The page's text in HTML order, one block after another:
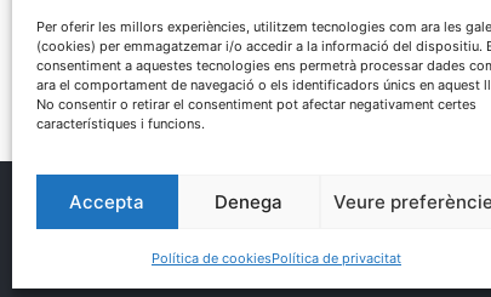
Per oferir les millors experiències, utilitzem tecnologies com ara les
(cookies) per emmagatzemar i/o accedir a la informació del dispositiu.
consentiment a aquestes tecnologies ens permetrà processar dades
ara el comportament de navegació o els identificadors únics en aquest
No consentir o retirar el consentiment pot afectar negativament certes
característiques i funcions.
Accepta Denega Veure
Política de cookiesPolítica de privacitat
® Ajuntament El Palau d'Anglesola